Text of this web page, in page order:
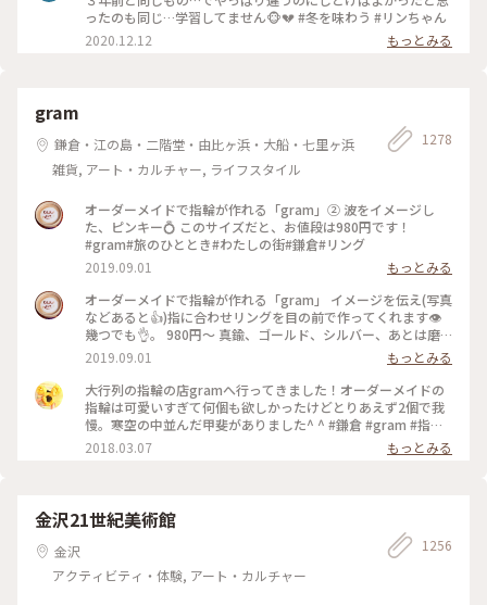
ったのも同じ…学習してません🐵💔 #冬を味わう #リンちゃん
2020.12.12
もっとみる
gram
鎌倉・江の島・二階堂・由比ヶ浜・大船・七里ヶ浜
雑貨, アート・カルチャー, ライフスタイル
1278
オーダーメイドで指輪が作れる「gram」② 波をイメージし
た、ピンキー💍 このサイズだと、お値段は980円です！
#gram#旅のひととき#わたしの街#鎌倉#リング
2019.09.01
もっとみる
オーダーメイドで指輪が作れる「gram」 イメージを伝え(写真
などあると👍)指に合わせリングを目の前で作ってくれます👁
幾つでも👌。 980円〜 真鍮、ゴールド、シルバー、あとは磨
きをかけるかマットな感じにするか💍😊✨✨ 今回は、左からピ
ンキー、中指、親指と作りました😅 いつもは行列がすごいの
に、この日、整理券なし、30分並び入れました😱😱‼️(平日の
夕方) 皆さん、カップルもいだけど、グループで来られ旅の思
い出に作られたりしている方が多かったです😊 まさか、入れ
ると思わなかったので、待ち時間に情報収集し勢いで作ったリ
ング。それでも、なんだか愛着がわきますね… 次は、重ね付け
2019.09.01
もっとみる
大行列の指輪の店gramへ行ってきました！オーダーメイドの
指輪は可愛いすぎて何個も欲しかったけどとりあえず2個で我
慢。寒空の中並んだ甲斐がありました^ ^ #鎌倉 #gram #指輪
#オーダーメイド
2018.03.07 もっとみる
金沢21世紀美術館
金沢
アクティビティ・体験, アート・カルチャー
1256